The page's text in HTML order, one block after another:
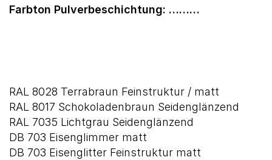
Farbton Pulverbeschichtung: ………
RAL 8028 Terrabraun Feinstruktur / matt
RAL 8017 Schokoladenbraun Seidenglänzend
RAL 7035 Lichtgrau Seidenglänzend
DB 703 Eisenglimmer matt
DB 703 Eisenglitter Feinstruktur matt